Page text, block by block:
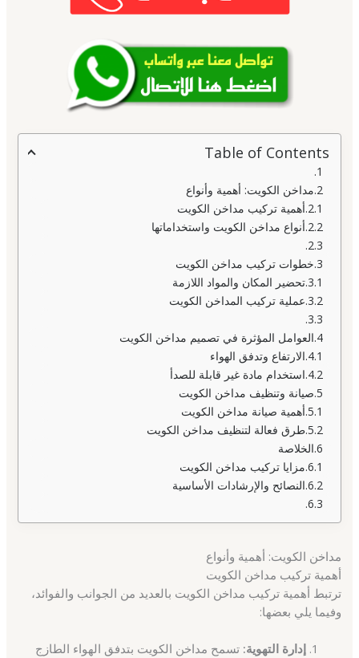
Table of Contents
مداخن الكويت: أهمية وأنواع
أهمية تركيب مداخن الكويت
أنواع مداخن الكويت واستخداماتها
خطوات تركيب مداخن الكويت
تحضير المكان والمواد اللازمة
عملية تركيب المداخن الكويت
العوامل المؤثرة في تصميم مداخن الكويت
الارتفاع وتدفق الهواء
استخدام مادة غير قابلة للصدأ
صيانة وتنظيف مداخن الكويت
أهمية صيانة مداخن الكويت
طرق فعالة لتنظيف مداخن الكويت
الخلاصة
مزايا تركيب مداخن الكويت
النصائح والإرشادات الأساسية
مداخن الكويت: أهمية وأنواع
أهمية تركيب مداخن الكويت
ترتبط أهمية تركيب مداخن الكويت بالعديد من الجوانب والفوائد،
وفيما يلي بعضها:
إدارة التهوية: تسمح مداخن الكويت بتدفق الهواء الطازج